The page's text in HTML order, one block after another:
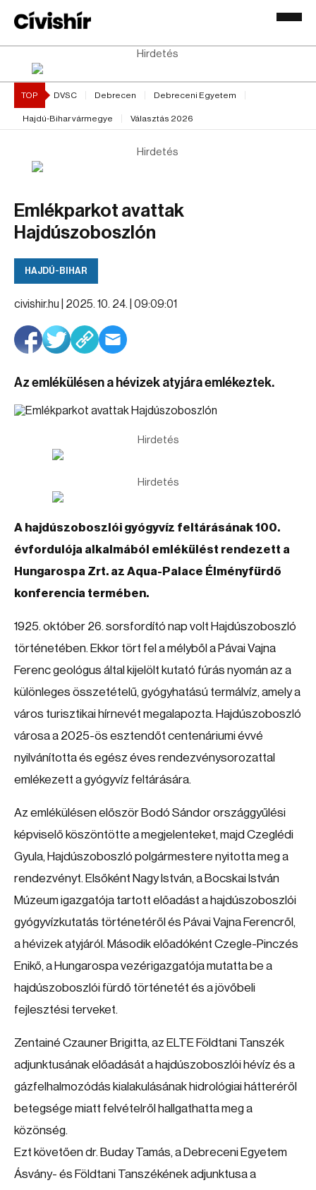
Hirdetés
TOP DVSC Debrecen Debreceni Egyetem
Hajdú-Bihar vármegye Választás 2026
Hirdetés
Emlékparkot avattak
Hajdúszoboszlón
HAJDÚ-BIHAR
civishir.hu | 2025. 10. 24. | 09:09:01
Az emlékülésen a hévizek atyjára emlékeztek.
Hirdetés
Hirdetés
A hajdúszoboszlói gyógyvíz feltárásának 100.
évfordulója alkalmából emlékülést rendezett a
Hungarospa Zrt. az Aqua-Palace Élményfürdő
konferencia termében.
1925. október 26. sorsfordító nap volt Hajdúszoboszló
történetében. Ekkor tört fel a mélyből a Pávai Vajna
Ferenc geológus által kijelölt kutató fúrás nyomán az a
különleges összetételű, gyógyhatású termálvíz, amely a
város turisztikai hírnevét megalapozta. Hajdúszoboszló
városa a 2025-ös esztendőt centenáriumi évvé
nyilvánította és egész éves rendezvénysorozattal
emlékezett a gyógyvíz feltárására.
Az emlékülésen először Bodó Sándor országgyűlési
képviselő köszöntötte a megjelenteket, majd Czeglédi
Gyula, Hajdúszoboszló polgármestere nyitotta meg a
rendezvényt. Elsőként Nagy István, a Bocskai István
Múzeum igazgatója tartott előadást a hajdúszoboszlói
gyógyvízkutatás történetéről és Pávai Vajna Ferencről,
a hévizek atyjáról. Második előadóként Czegle-Pinczés
Enikő, a Hungarospa vezérigazgatója mutatta be a
hajdúszoboszlói fürdő történetét és a jövőbeli
fejlesztési terveket.
Zentainé Czauner Brigitta, az ELTE Földtani Tanszék
adjunktusának előadását a hajdúszoboszlói hévíz és a
gázfelhalmozódás kialakulásának hidrológiai hátteréről
betegsége miatt felvételről hallgathatta meg a
közönség.
Ezt követően dr. Buday Tamás, a Debreceni Egyetem
Ásvány- és Földtani Tanszékének adjunktusa a